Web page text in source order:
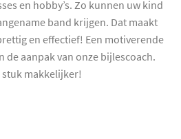
en hobby’s. Zo kunnen uw kind
band krijgen. Dat maakt
en effectief! Een motiverende
de aanpak van onze bijlescoach.
makkelijker!